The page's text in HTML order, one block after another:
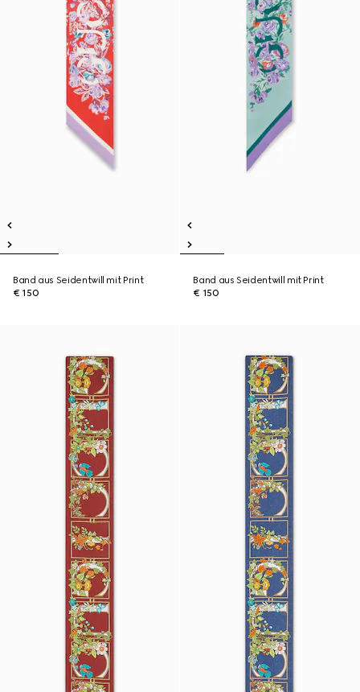
Band aus Seidentwill mit Print
€ 150
Band aus Seidentwill mit Print
€ 150